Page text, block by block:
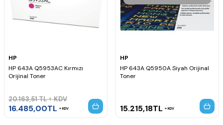
HP
HP 643A Q5953AC Kırmızı
Orijinal Toner
20.163,51TL KDV
16.485,00TL KDV
HP
HP 643A Q5950A Siyah Orijinal
Toner
15.215,18TL KDV